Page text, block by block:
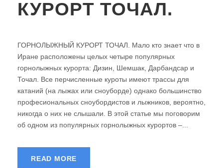
КУРОРТ ТОЧАЛ.
ГОРНОЛЫЖНЫЙ КУРОРТ ТОЧАЛ. Мало кто знает что в
Иране расположены целых четыре популярных
горнолыжных курорта: Дизин, Шемшак, Дарбандсар и
Точал. Все перчисленные куроты имеют трассы для
катаний (на лыжах или сноуборде) однако большинство
професиональных сноубордистов и лыжников, вероятно,
никогда о них не слышали. В этой статье мы поговорим
об одном из популярных горнолыжных курортов –...
READ MORE